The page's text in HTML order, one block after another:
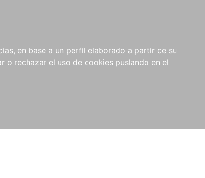
en base a un perfil elaborado a partir de su
o rechazar el uso de cookies puslando en el